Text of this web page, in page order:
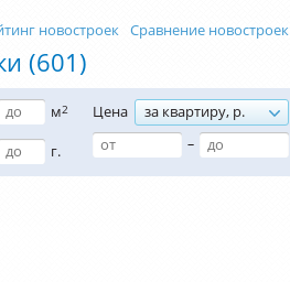
(601)
новостроек Сравнение новостроек
м2
г.
Цена
за квартиру, р.
–